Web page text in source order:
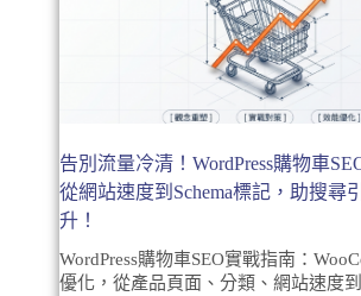
告別流量冷清！WordPress購物車
從網站速度到Schema標記，助搜尋
升！
WordPress購物車SEO實戰指南：
優化，從產品頁面、分類、網站速度